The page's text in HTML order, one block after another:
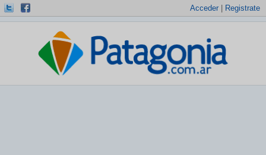
Acceder Registrate